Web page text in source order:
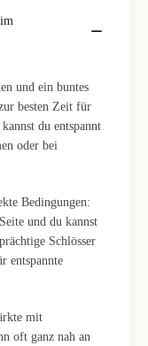
und ein buntes
besten Zeit für
du entspannt
oder bei
Bedingungen:
und du kannst
Schlösser
entspannte
mit
oft ganz nah an